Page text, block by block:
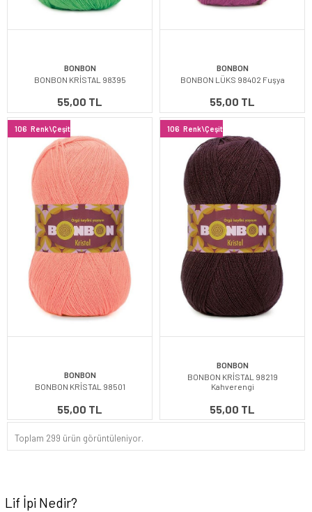
BONBON
BONBON KRİSTAL 98395
55,00 TL
BONBON
BONBON LÜKS 98402 Fuşya
55,00 TL
106 Renk\Çeşit
BONBON
BONBON KRİSTAL 98501
55,00 TL
106 Renk\Çeşit
BONBON
BONBON KRİSTAL 98219
Kahverengi
55,00 TL
Toplam 299 ürün görüntüleniyor.
Lif İpi Nedir?